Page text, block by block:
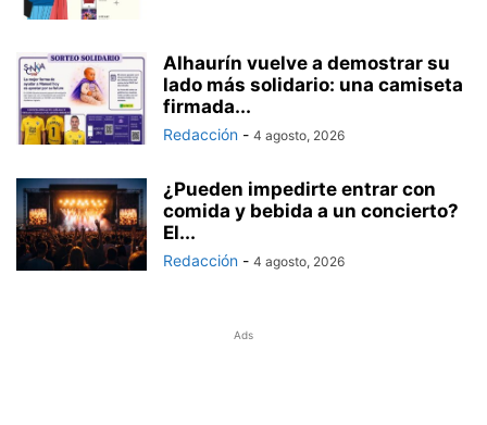
Alhaurín vuelve a demostrar su
lado más solidario: una camiseta
firmada...
Redacción - 4 agosto, 2026
¿Pueden impedirte entrar con
comida y bebida a un concierto?
El...
Redacción - 4 agosto, 2026
Ads